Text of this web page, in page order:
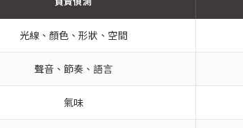
光線、顏色、形狀、空間
聲音、節奏、語言
氣味